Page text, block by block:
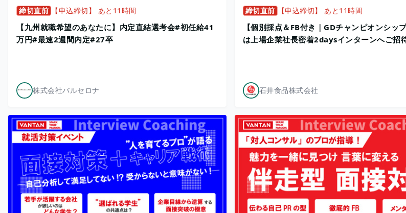
締切直前 【申込締切】 あと11時間
【九州就職希望のあなたに】内定直結選考会#初任給41
万円#最速2週間内定#27卒
株式会社バルセロナ
締切直前 【申込締切】 あと11時間
【個別採点＆FB付き｜GDチャンピオンシッ
は上場企業社長密着2daysインターンへご招
石井食品株式会社